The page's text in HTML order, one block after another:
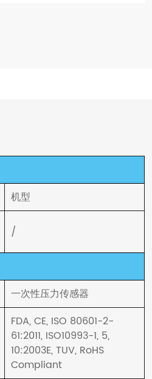
机型
/
一次性压力传感器
FDA, CE, ISO 80601-2-
61:2011, ISO10993-1, 5,
10:2003E, TUV, RoHS
Compliant